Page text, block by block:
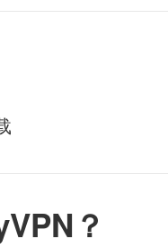
？